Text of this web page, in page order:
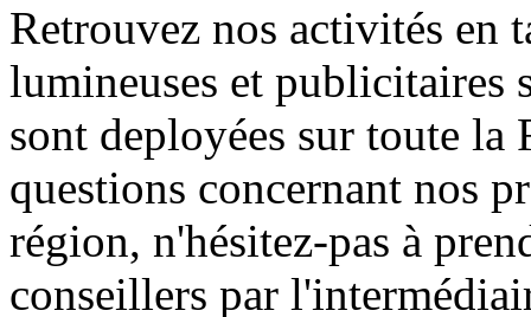
Retrouvez nos activités en
lumineuses et publicitaires
sont deployées sur toute la
questions concernant nos
région, n'hésitez-pas à
conseillers par